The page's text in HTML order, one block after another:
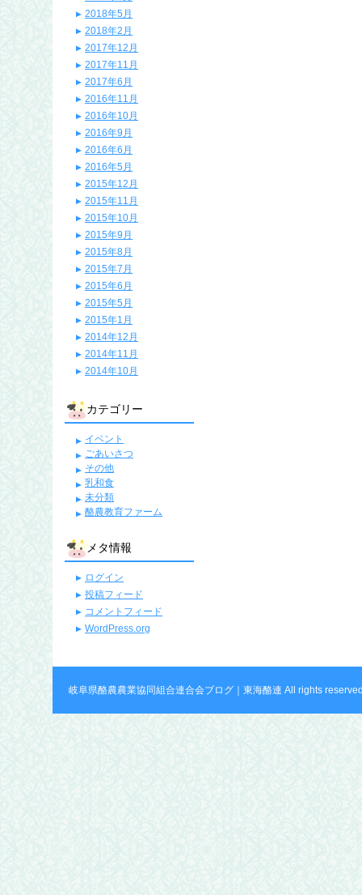
2018年5月
2018年2月
2017年12月
2017年11月
2017年6月
2016年11月
2016年10月
2016年9月
2016年6月
2016年5月
2015年12月
2015年11月
2015年10月
2015年9月
2015年8月
2015年7月
2015年6月
2015年5月
2015年1月
2014年12月
2014年11月
2014年10月
カテゴリー
イベント
ごあいさつ
その他
乳和食
未分類
酪農教育ファーム
メタ情報
ログイン
投稿フィード
コメントフィード
WordPress.org
岐阜県酪農農業協同組合連合会ブログ｜東海酪連 All rights